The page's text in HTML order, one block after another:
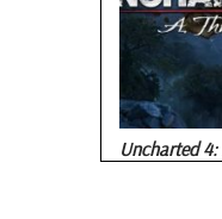
Uncharted 4: